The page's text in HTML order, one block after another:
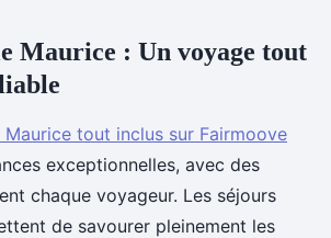
Maurice : Un voyage tout
tout inclus sur Fairmoove
exceptionnelles, avec des
chaque voyageur. Les séjours
de savourer pleinement les